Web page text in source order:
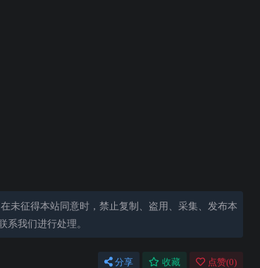
未征得本站同意时，禁止复制、盗用、采集、发布本
我们进行处理。
分享 收藏 点赞(0)